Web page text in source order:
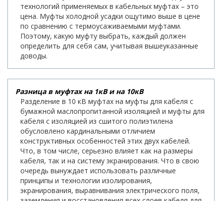
технологий применяемых в кабельных муфтах – это
цена. Муфты холодной усадки ощутимо выше в цене
по сравнению с термоусаживаемыми муфтами.
Поэтому, какую муфту выбрать, каждый должен
определить для себя сам, учитывая вышеуказанные
доводы.
Разница в муфтах на 1кВ и на 10кВ
Разделение в 10 кВ муфтах на муфты для кабеля с
бумажной маслопропитанной изоляцией и муфты для
кабеля с изоляцией из сшитого полиэтилена
обусловлено кардинальными отличием
конструктивных особенностей этих двух кабелей.
Что, в том числе, серьезно влияет как на размеры
кабеля, так и на систему экранирования. Что в свою
очередь вынуждает использовать различные
принципы и технологии изолирования,
экранирования, выравнивания электрического поля,